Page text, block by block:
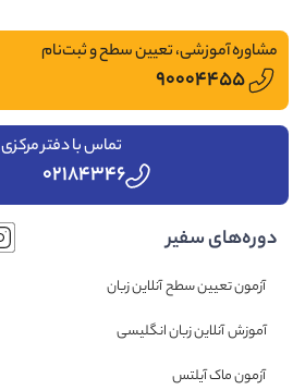
مشاوره آموزشی، تعیین سطح و ثبت‌نام
۹۰۰۰۴۴۵۵
تماس با دفتر مرکزی
۰۲۱۸۴۳۴۶
دوره‌های سفیر
آزمون تعیین سطح آنلاین زبان
آموزش آنلاین زبان انگلیسی
آزمون ماک آیلتس